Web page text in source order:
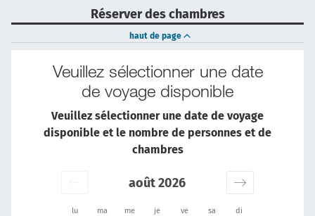
Réserver des chambres
haut de page
Veuillez sélectionner une date
de voyage disponible
Veuillez sélectionner une date de voyage
disponible et le nombre de personnes et de
chambres
lu ma me je ve sa di
août 2026